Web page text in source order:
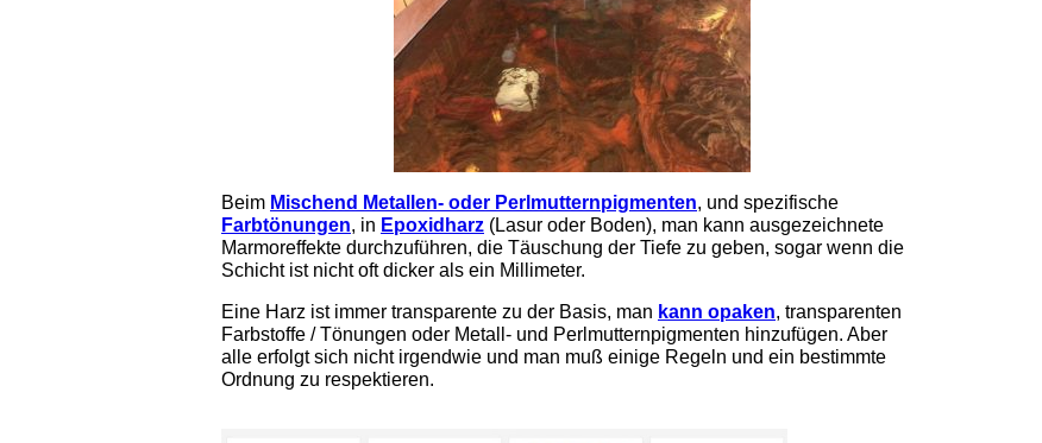
Beim Mischend Metallen- oder Perlmutternpigmenten, und spezifische
Farbtönungen, in Epoxidharz (Lasur oder Boden), man kann ausgezeichnete
Marmoreffekte durchzuführen, die Täuschung der Tiefe zu geben, sogar wenn die
Schicht ist nicht oft dicker als ein Millimeter.
Eine Harz ist immer transparente zu der Basis, man kann opaken, transparenten
Farbstoffe / Tönungen oder Metall- und Perlmutternpigmenten hinzufügen. Aber
alle erfolgt sich nicht irgendwie und man muß einige Regeln und ein bestimmte
Ordnung zu respektieren.